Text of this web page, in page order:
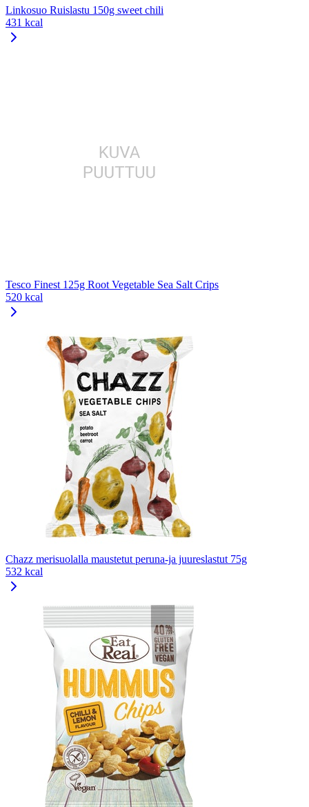
Linkosuo Ruislastu 150g sweet chili
431 kcal
Tesco Finest 125g Root Vegetable Sea Salt Crips
520 kcal
Chazz merisuolalla maustetut peruna-ja juureslastut 75g
532 kcal